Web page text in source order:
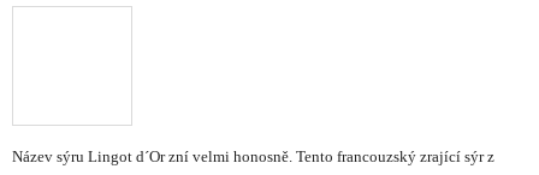
Název sýru Lingot d´Or zní velmi honosně. Tento francouzský zrající sýr z